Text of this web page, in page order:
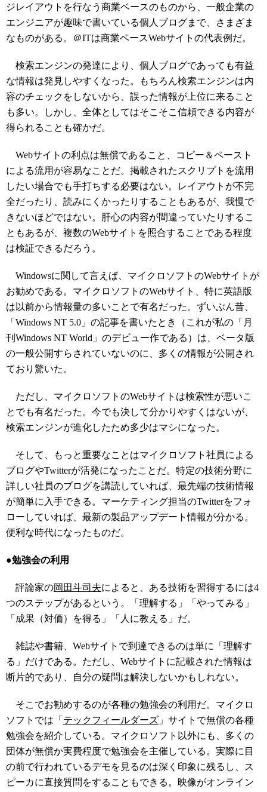
ジレイアウトを行なう商業ベースのものから、一般企業の
エンジニアが趣味で書いている個人ブログまで、さまざま
なものがある。＠ITは商業ベースWebサイトの代表例だ。
検索エンジンの発達により、個人ブログであっても有益
な情報は発見しやすくなった。もちろん検索エンジンは内
容のチェックをしないから、誤った情報が上位に来ること
も多い。しかし、全体としてはそこそこ信頼できる内容が
得られることも確かだ。
Webサイトの利点は無償であること、コピー＆ペースト
による流用が容易なことだ。掲載されたスクリプトを流用
したい場合でも手打ちする必要はない。レイアウトが不完
全だったり、読みにくかったりすることもあるが、我慢で
きないほどではない。肝心の内容が間違っていたりするこ
ともあるが、複数のWebサイトを照合することである程度
は検証できるだろう。
Windowsに関して言えば、マイクロソフトのWebサイトが
お勧めである。マイクロソフトのWebサイト、特に英語版
は以前から情報量の多いことで有名だった。ずいぶん昔、
「Windows NT 5.0」の記事を書いたとき（これが私の「月
刊Windows NT World」のデビュー作である）は、ベータ版
の一般公開すらされていないのに、多くの情報が公開され
ており驚いた。
ただし、マイクロソフトのWebサイトは検索性が悪いこ
とでも有名だった。今でも決して分かりやすくはないが、
検索エンジンが進化したため多少はマシになった。
そして、もっと重要なことはマイクロソフト社員による
ブログやTwitterが活発になったことだ。特定の技術分野に
詳しい社員のブログを講読していれば、最先端の技術情報
が簡単に入手できる。マーケティング担当のTwitterをフォ
ローしていれば、最新の製品アップデート情報が分かる。
便利な時代になったものだ。
●勉強会の利用
評論家の岡田斗司夫によると、ある技術を習得するには4
つのステップがあるという。「理解する」「やってみる」
「成果（対価）を得る」「人に教える」だ。
雑誌や書籍、Webサイトで到達できるのは単に「理解す
る」だけである。ただし、Webサイトに記載された情報は
断片的であり、自分の疑問は解決しないかもしれない。
そこでお勧めするのが各種の勉強会の利用だ。マイクロ
ソフトでは「 テックフィールダーズ 」サイトで無償の各種
勉強会を紹介している。マイクロソフト以外にも、多くの
団体が無償か実費程度で勉強会を主催している。実際に目
の前で行われているデモを見るのは深く印象に残るし、ス
ピーカに直接質問をすることもできる。映像がオンライン